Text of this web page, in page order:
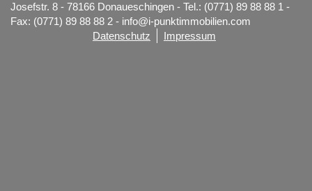
Josefstr. 8 - 78166 Donaueschingen - Tel.: (0771) 89 88 88 1 -
Fax: (0771) 89 88 88 2 - info@i-punktimmobilien.com
Datenschutz
Impressum